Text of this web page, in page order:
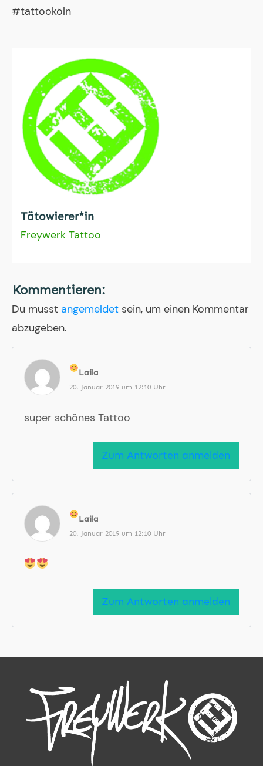
#tattooköln
Tätowierer*in
Freywerk Tattoo
Kommentieren:
Du musst angemeldet sein, um einen Kommentar
abzugeben.
Laila
20. Januar 2019 um 12:10 Uhr
super schönes Tattoo
Zum Antworten anmelden
Laila
20. Januar 2019 um 12:10 Uhr
Zum Antworten anmelden